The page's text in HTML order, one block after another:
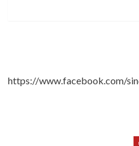
https://www.facebook.com/